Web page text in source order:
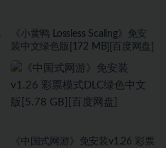
《小黄鸭 Lossless Scaling》免安
装中文绿色版[172 MB][百度网盘]
《中国式网游》免安装v1.26 彩票